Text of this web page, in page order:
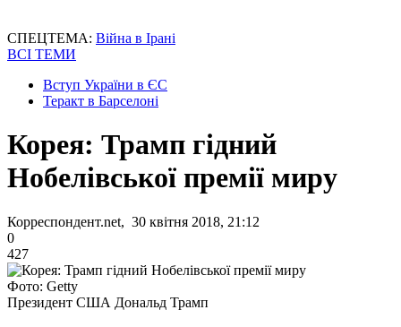
СПЕЦТЕМА: Війна в Ірані
ВСІ ТЕМИ
Вступ України в ЄС
Теракт в Барселоні
Корея: Трамп гідний
Нобелівської премії миру
Корреспондент.net, 30 квітня 2018, 21:12
0
427
Фото: Getty
Президент США Дональд Трамп